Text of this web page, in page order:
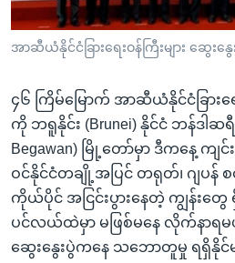
စာမျက်နှာ
သို့
ရန်
ရှာဖွေ
ရန်
နေရာ
သို့
ကျော်
ရန်
ဗွီအိုအေ လူမှုကွန်ယက်များ
ဘာသာစကားများ
အာဆီယံနိုင်ငံခြားရေးဝန်ကြီးများ ဆွေးနွ
၄၆ ကြိမ်မြောက် အာဆီယံနိုင်ငံခြားရေ
ကို ဘရူနိုင်း (Brunei) နိုင်ငံ ဘန်ဒါဆရီ
Begawan) မြို့တော်မှာ ဒီကနေ့ က
ဝင်နိုင်ငံတချို့အပြင် တရုတ်၊ ဂျပန်
ကိုယ်ပိုင် အငြင်းပွားနေတဲ့ ကျွန်းတွ
ပင်လယ်ထဲမှာ မဖြစ်မနေ လိုက်နာရ
ဆွေးနွေးပွဲကနေ သဘောတူမှု ရရှိနို